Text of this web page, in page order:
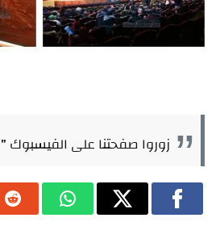
زوروا صفحتنا على الفيسبوك ”